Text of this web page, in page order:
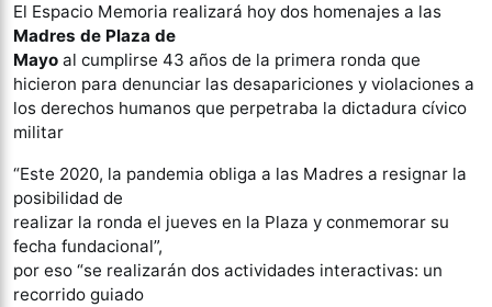
El Espacio Memoria realizará hoy dos homenajes a las
Madres de Plaza de
Mayo al cumplirse 43 años de la primera ronda que
hicieron para denunciar las desapariciones y violaciones a
los derechos humanos que perpetraba la dictadura cívico
militar
“Este 2020, la pandemia obliga a las Madres a resignar la
posibilidad de
realizar la ronda el jueves en la Plaza y conmemorar su
fecha fundacional”,
por eso “se realizarán dos actividades interactivas: un
recorrido guiado